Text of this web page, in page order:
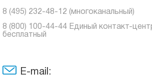
8 (495) 232-48-12 (многоканальный)
8 (800) 100-44-44 Единый контакт-
бесплатный
E-mail: